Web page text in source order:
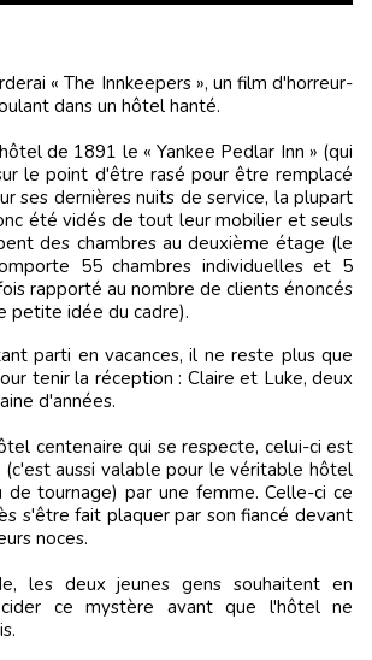
dans un hôtel hanté.
de 1891 le « Yankee Pedlar Inn » (qui
le point d'être rasé pour être remplacé
ses dernières nuits de service, la plupart
été vidés de tout leur mobilier et seuls
des chambres au deuxième étage (le
55 chambres individuelles et 5
rapporté au nombre de clients énoncés
petite idée du cadre).
tenir la réception : Claire et Luke, deux
d'années.
centenaire qui se respecte, celui-ci est
aussi valable pour le véritable hôtel
tournage) par une femme. Celle-ci ce
s'être fait plaquer par son fiancé devant
noces.
les deux jeunes gens souhaitent en
ce mystère avant que l'hôtel ne